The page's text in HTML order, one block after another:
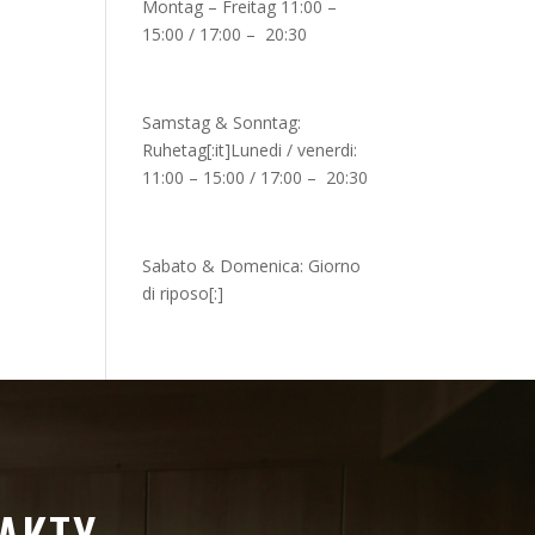
Montag – Freitag 11:00 –
15:00 / 17:00 – 20:30
Samstag & Sonntag:
Ruhetag[:it]Lunedi / venerdi:
11:00 – 15:00 / 17:00 – 20:30
Sabato & Domenica: Giorno
di riposo[:]